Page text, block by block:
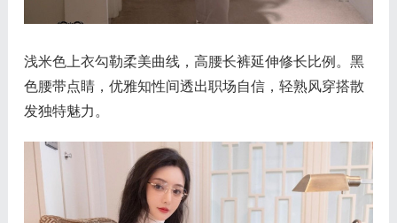
浅米色上衣勾勒柔美曲线，高腰长裤延伸修长比例。黑
色腰带点睛，优雅知性间透出职场自信，轻熟风穿搭散
发独特魅力。